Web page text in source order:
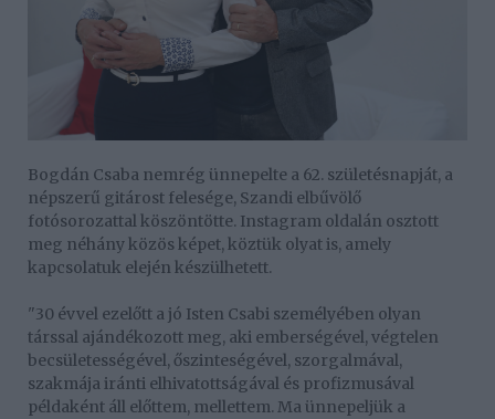
Bogdán Csaba nemrég ünnepelte a 62. születésnapját, a
népszerű gitárost felesége, Szandi elbűvölő
fotósorozattal köszöntötte. Instagram oldalán osztott
meg néhány közös képet, köztük olyat is, amely
kapcsolatuk elején készülhetett.
"30 évvel ezelőtt a jó Isten Csabi személyében olyan
társsal ajándékozott meg, aki emberségével, végtelen
becsületességével, őszinteségével, szorgalmával,
szakmája iránti elhivatottságával és profizmusával
példaként áll előttem, mellettem. Ma ünnepeljük a